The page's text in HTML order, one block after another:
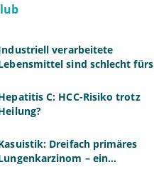
verarbeitete
sind schlecht fürs
C: HCC-Risiko trotz
Dreifach primäres
– ein